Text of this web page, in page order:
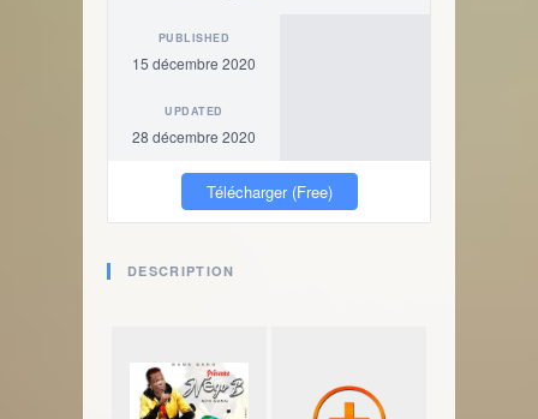
PUBLISHED
15 décembre 2020
UPDATED
28 décembre 2020
Télécharger (Free)
DESCRIPTION